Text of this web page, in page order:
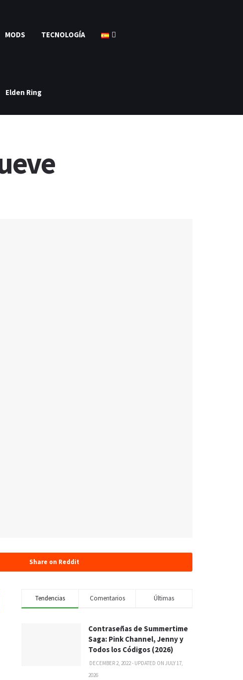
MODS TECNOLOGÍA
Elden Ring
Share on Reddit
Tendencias Comentarios Últimas
Contraseñas de Summertime
Saga: Pink Channel, Jenny y
Todos los Códigos (2026)
DECEMBER 2, 2022 - UPDATED ON JULY 17,
2026